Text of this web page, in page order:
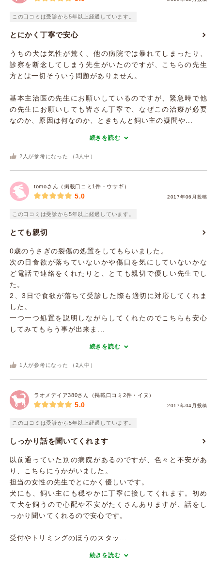
この口コミは受診から5年以上経過しています。
とにかく丁寧で安心
うちの犬は気性が荒く、他の病院では暴れてしまったり、
診察を断念してしまう先生がいたのですが、こちらの先生
方とは一切そういう問題がありません。
基本主治医の先生にお願いしているのですが、緊急時で他
の先生にお願いしても皆さん丁寧で、なぜこの治療が必要
なのか、原因は何なのか、ときちんと飼い主の疑問や...
続きを読む
2 人が参考になった （ 3 人中）
tomoさん（掲載口コミ1件・ウサギ）
2017年06月投稿
5.0
この口コミは受診から5年以上経過しています。
とても親切
0歳のうさぎの裂傷の処置をしてもらいました。
次の日食欲が落ちていないかや傷口を気にしていないかな
ど電話で連絡をくれたりと、とても親切で優しい先生でし
た。
2、3日で食欲が落ちて受診した際も適切に対応してくれま
した。
一つ一つ処置を説明しながらしてくれたのでこちらも安心
してみてもらう事が出来ま...
続きを読む
1 人が参考になった （ 2 人中）
ラオメデイア380さん（掲載口コミ2件・イヌ）
2017年04月投稿
5.0
この口コミは受診から5年以上経過しています。
しっかり話を聞いてくれます
以前通っていた別の病院があるのですが、色々と不安があ
り、こちらにうかがいました。
担当の女性の先生でとにかく優しいです。
犬にも、飼い主にも穏やかに丁寧に接してくれます。初め
て犬を飼うので心配や不安がたくさんありますが、話をし
っかり聞いてくれるので安心です。
受付やトリミングのほうのスタッ...
続きを読む